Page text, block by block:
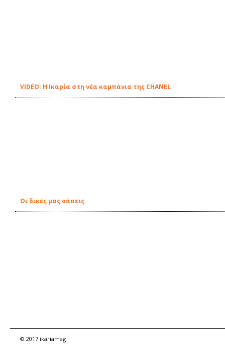
VIDEO: Η Ικαρία στη νέα καμπάνια της CHANEL
Οι δικές μας οάσεις
© 2017 ikariamag